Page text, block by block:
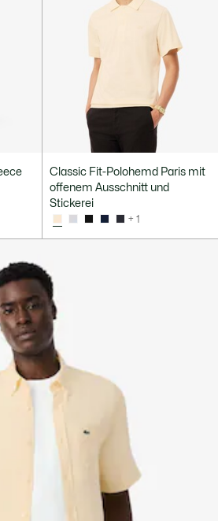
Classic Fit-Polohemd Paris mit
offenem Ausschnitt und
Stickerei
+ 1